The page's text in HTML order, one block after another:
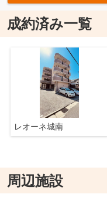
成約済み一覧
レオーネ城南
周辺施設